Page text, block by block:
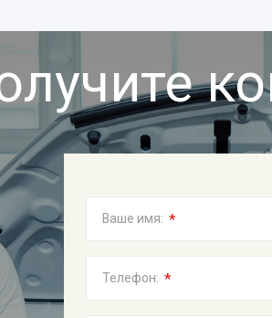
Ваше имя: *
Телефон: *